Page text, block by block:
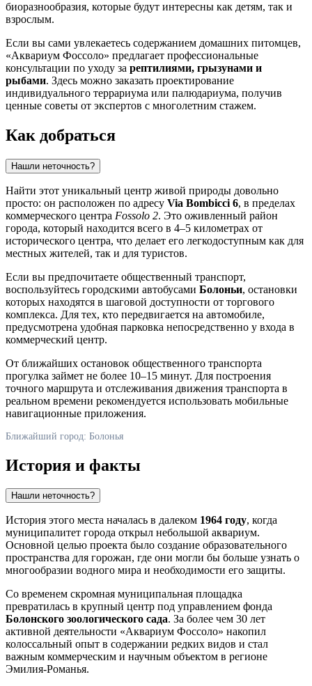
биоразнообразия, которые будут интересны как детям, так и
взрослым.
Если вы сами увлекаетесь содержанием домашних питомцев,
«Аквариум Фоссоло» предлагает профессиональные
консультации по уходу за рептилиями, грызунами и
рыбами. Здесь можно заказать проектирование
индивидуального террариума или палюдариума, получив
ценные советы от экспертов с многолетним стажем.
Как добраться
Нашли неточность?
Найти этот уникальный центр живой природы довольно
просто: он расположен по адресу Via Bombicci 6, в пределах
коммерческого центра Fossolo 2. Это оживленный район
города, который находится всего в 4–5 километрах от
исторического центра, что делает его легкодоступным как для
местных жителей, так и для туристов.
Если вы предпочитаете общественный транспорт,
воспользуйтесь городскими автобусами Болоньи, остановки
которых находятся в шаговой доступности от торгового
комплекса. Для тех, кто передвигается на автомобиле,
предусмотрена удобная парковка непосредственно у входа в
коммерческий центр.
От ближайших остановок общественного транспорта
прогулка займет не более 10–15 минут. Для построения
точного маршрута и отслеживания движения транспорта в
реальном времени рекомендуется использовать мобильные
навигационные приложения.
Ближайший город: Болонья
История и факты
Нашли неточность?
История этого места началась в далеком 1964 году, когда
муниципалитет города открыл небольшой аквариум.
Основной целью проекта было создание образовательного
пространства для горожан, где они могли бы больше узнать о
многообразии водного мира и необходимости его защиты.
Со временем скромная муниципальная площадка
превратилась в крупный центр под управлением фонда
Болонского зоологического сада. За более чем 30 лет
активной деятельности «Аквариум Фоссоло» накопил
колоссальный опыт в содержании редких видов и стал
важным коммерческим и научным объектом в регионе
Эмилия-Романья.